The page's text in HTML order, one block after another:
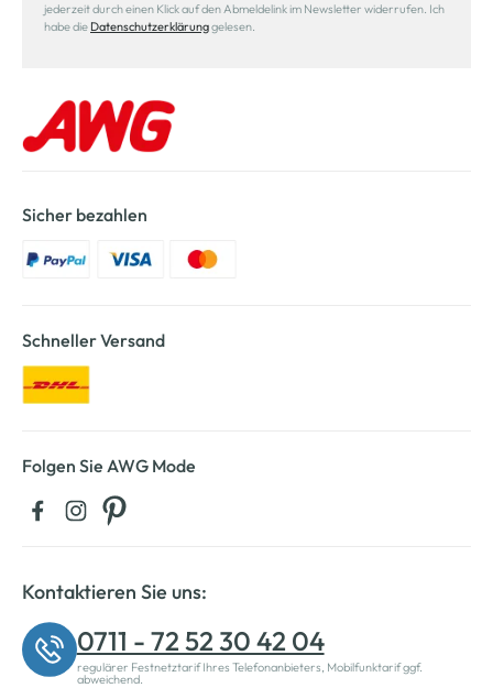
jederzeit durch einen Klick auf den Abmeldelink im Newsletter widerrufen. Ich
habe die Datenschutzerklärunggelesen.
Sicher bezahlen
Schneller Versand
Folgen Sie AWG Mode
Kontaktieren Sie uns:
0711 - 72 52 30 42 04
regulärer Festnetztarif Ihres Telefonanbieters, Mobilfunktarif ggf.
abweichend.